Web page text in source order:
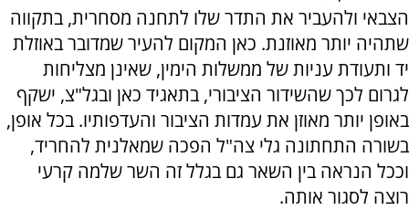
הצבאי ולהעביר את התדר שלו לתחנה מסחרית, בתקווה
שתהיה יותר מאוזנת. כאן המקום להעיר שמדובר באוזלת
יד ותעודת עניות של ממשלות הימין, שאינן מצליחות
לגרום לכך שהשידור הציבורי, בתאגיד כאן ובגל"צ, ישקף
באופן יותר מאוזן את עמדות הציבור והעדפותיו. בכל אופן,
בשורה התחתונה גלי צה"ל הפכה שמאלנית להחריד,
וככל הנראה בין השאר גם בגלל זה השר שלמה קרעי
רוצה לסגור אותה.